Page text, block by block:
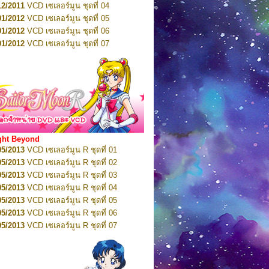
2016 DVD เซเลอร์มูน คริสตัล VOL.6
2016DVD เซเลอร์มูน คริสตัล VOL.7
2016DVD เซเลอร์มูน คริสตัล VOL.8
2017 DVD เซเลอร์มูน คริสตัล Box-Set
2011 VCD เซเลอร์มูน ชุดที่ 04
2012 VCD เซเลอร์มูน ชุดที่ 05
2012 VCD เซเลอร์มูน ชุดที่ 06
2012 VCD เซเลอร์มูน ชุดที่ 07
VCD เซเลอร์มูน ชุดที่ 08
VCD เซเลอร์มูน ชุดที่ 09
VCD เซเลอร์มูน ชุดที่ 10
2012VCD เซเลอร์มูน ชุดที่ 11
2012VCD เซเลอร์มูน ชุดที่ 12
2012VCD เซเลอร์มูน ชุดที่ 13
2012VCD เซเลอร์มูน ชุดที่ 14
2012 VCD เซเลอร์มูน ชุดที่ 15
VCD เซเลอร์มูน ชุดที่ 16
VCD เซเลอร์มูน ชุดที่ 17
VCD เซเลอร์มูน ชุดที่ 18
VCD เซเลอร์มูน ชุดที่ 19
VCD เซเลอร์มูน ชุดที่ 20
VCD เซเลอร์มูน ชุดที่ 21
VCD เซเลอร์มูน ชุดที่ 22
VCD เซเลอร์มูน ชุดที่ 23
DVD เซเลอร์มูน ชุดที่ 01
Beyond
2013 VCD เซเลอร์มูน R ชุดที่ 01
2013 VCD เซเลอร์มูน R ชุดที่ 02
2013 VCD เซเลอร์มูน R ชุดที่ 03
2013 VCD เซเลอร์มูน R ชุดที่ 04
2013 VCD เซเลอร์มูน R ชุดที่ 05
2013 VCD เซเลอร์มูน R ชุดที่ 06
2013 VCD เซเลอร์มูน R ชุดที่ 07
VCD เซเลอร์มูน R ชุดที่ 08
VCD เซเลอร์มูน R ชุดที่ 09
VCD เซเลอร์มูน R ชุดที่ 10